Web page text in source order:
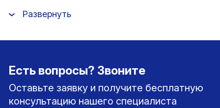
Развернуть
Есть вопросы? Звоните
Оставьте заявку и получите бесплатную
консультацию нашего специалиста